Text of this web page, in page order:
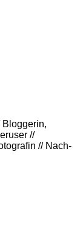
Bloggerin,
//
// Nach-